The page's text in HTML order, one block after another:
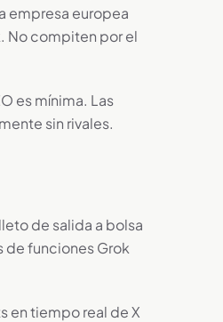
empresa europea
No compiten por el
es mínima. Las
sin rivales.
de salida a bolsa
de funciones Grok
en tiempo real de X